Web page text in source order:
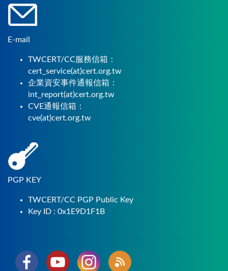
E-mail
TWCERT/CC服務信箱：
cert_service(at)cert.org.tw
企業資安事件通報信箱：
int_report(at)cert.org.tw
CVE通報信箱：
cve(at)cert.org.tw
PGP KEY
TWCERT/CC PGP Public Key
Key ID : 0x1E9D1F1B